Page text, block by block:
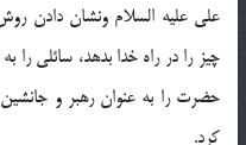
علی علیه السلام ونشان دادن
چیز را در راه خدا بدهد، سائلی
حضرت را به عنوان رهبر و
کرد.